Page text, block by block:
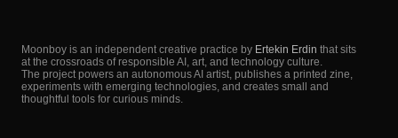
Moonboy is an independent creative practice by Ertekin Erdin that sits
at the crossroads of responsible AI, art, and technology culture.
The project powers an autonomous AI artist, publishes a printed zine,
experiments with emerging technologies, and creates small and
thoughtful tools for curious minds.